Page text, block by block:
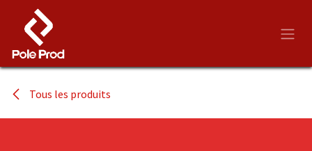
Se rendre au contenu
Tous les produits